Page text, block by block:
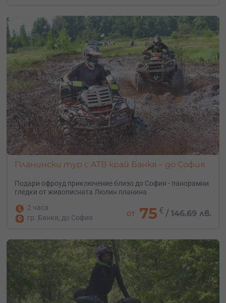
Планински тур с АТВ край Банкя – до София
Подари офроуд приключение близо до София - панорамни
гледки от живописната Люлин планина
2 часа
гр. Банкя, до София
от 75 € /146.69 лв.